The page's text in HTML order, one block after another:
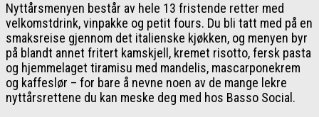
Nyttårsmenyen består av hele 13 fristende retter med
velkomstdrink, vinpakke og petit fours. Du bli tatt med på en
smaksreise gjennom det italienske kjøkken, og menyen byr
på blandt annet fritert kamskjell, kremet risotto, fersk pasta
og hjemmelaget tiramisu med mandelis, mascarponekrem
og kaffeslør – for bare å nevne noen av de mange lekre
nyttårsrettene du kan meske deg med hos Basso Social.